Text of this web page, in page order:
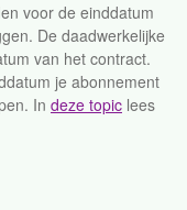
voor de einddatum
De daadwerkelijke
van het contract.
je abonnement
In deze topic lees